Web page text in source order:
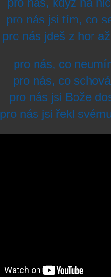
pro nás jsi tím, co
pro nás jdeš z hor
pro nás, co
pro nás, co
pro nás jsi Bože
pro nás jsi řekl